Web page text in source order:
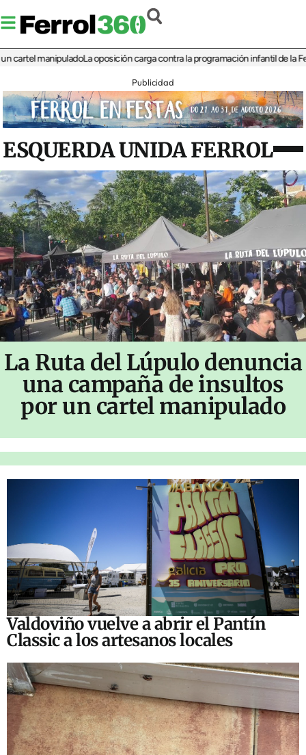
manipuladoLa oposición carga contra la programación infantil de la Feria
Publicidad
ESQUERDA UNIDA FERROL
La Ruta del Lúpulo denuncia
una campaña de insultos
por un cartel manipulado
Valdoviño vuelve a abrir el Pantín
Classic a los artesanos locales